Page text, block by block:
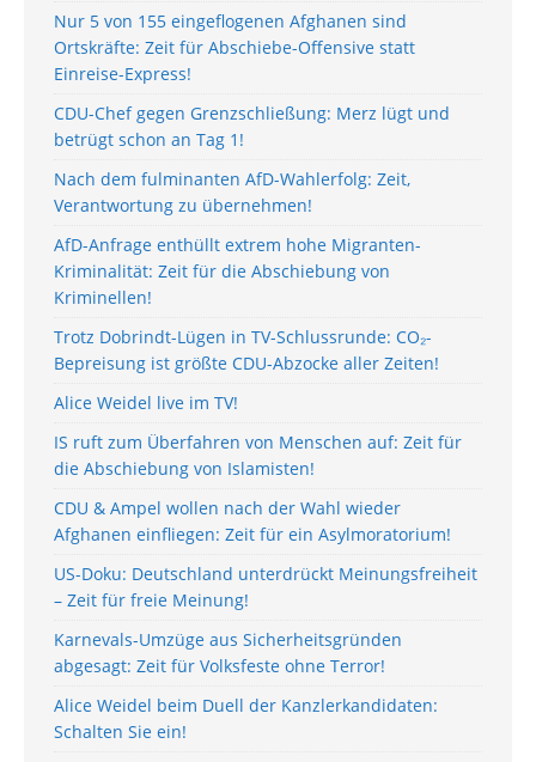
Nur 5 von 155 eingeflogenen Afghanen sind
Ortskräfte: Zeit für Abschiebe-Offensive statt
Einreise-Express!
CDU-Chef gegen Grenzschließung: Merz lügt und
betrügt schon an Tag 1!
Nach dem fulminanten AfD-Wahlerfolg: Zeit,
Verantwortung zu übernehmen!
AfD-Anfrage enthüllt extrem hohe Migranten-
Kriminalität: Zeit für die Abschiebung von
Kriminellen!
Trotz Dobrindt-Lügen in TV-Schlussrunde: CO₂-
Bepreisung ist größte CDU-Abzocke aller Zeiten!
Alice Weidel live im TV!
IS ruft zum Überfahren von Menschen auf: Zeit für
die Abschiebung von Islamisten!
CDU & Ampel wollen nach der Wahl wieder
Afghanen einfliegen: Zeit für ein Asylmoratorium!
US-Doku: Deutschland unterdrückt Meinungsfreiheit
– Zeit für freie Meinung!
Karnevals-Umzüge aus Sicherheitsgründen
abgesagt: Zeit für Volksfeste ohne Terror!
Alice Weidel beim Duell der Kanzlerkandidaten:
Schalten Sie ein!